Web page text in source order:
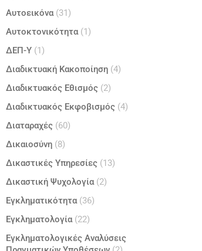
Αυτοεικόνα(31)
Αυτοκτονικότητα(1)
ΔΕΠ-Υ(1)
Διαδικτυακή Κακοποίηση(4)
Διαδικτυακός Εθισμός(2)
Διαδικτυακός Εκφοβισμός(4)
Διαταραχές(60)
Δικαιοσύνη(8)
Δικαστικές Υπηρεσίες(13)
Δικαστική Ψυχολογία(2)
Εγκληματικότητα(36)
Εγκληματολογία(22)
Εγκληματολογικές Αναλύσεις